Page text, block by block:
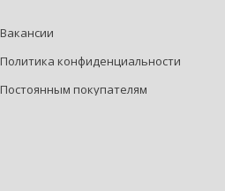
Вакансии
Политика конфиденциальности
Постоянным покупателям